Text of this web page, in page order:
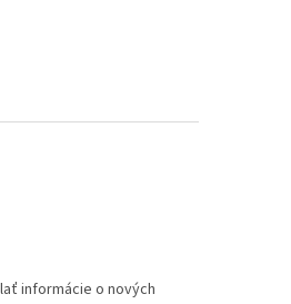
informácie o nových